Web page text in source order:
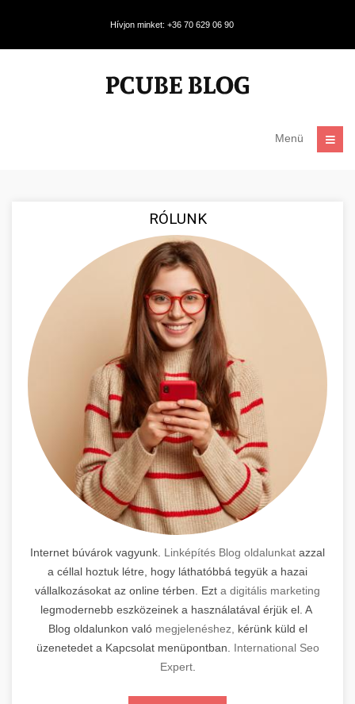
Hívjon minket: +36 70 629 06 90
Menü
RÓLUNK
Internet búvárok vagyunk. Linképítés Blog oldalunkat azzal
a céllal hoztuk létre, hogy láthatóbbá tegyük a hazai
vállalkozásokat az online térben. Ezt a digitális marketing
legmodernebb eszközeinek a használatával érjük el. A
Blog oldalunkon való megjelenéshez,
kérünk küld el
üzenetedet a Kapcsolat menüpontban. International Seo
Expert.